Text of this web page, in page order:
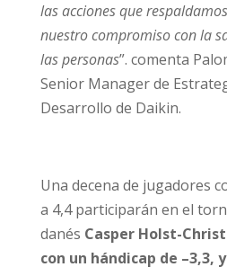
las acciones que
nuestro compromiso con la
las personas”. comenta
Senior Manager de
Desarrollo de Daikin.
Una decena de jugadores
a 4,4 participarán en el
danés Casper Holst-
con un hándicap de –3,3,